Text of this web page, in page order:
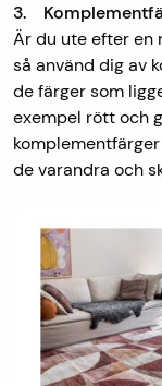
3.
Är du ute efter en
så använd dig av
de färger som
exempel rött och
de varandra och